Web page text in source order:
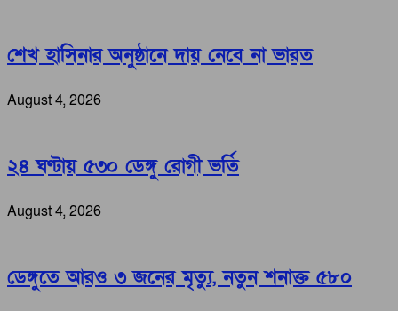
শেখ হাসিনার অনুষ্ঠানে দায় নেবে না ভারত
August 4, 2026
২৪ ঘণ্টায় ৫৩০ ডেঙ্গু রোগী ভর্তি
August 4, 2026
ডেঙ্গুতে আরও ৩ জনের মৃত্যু, নতুন শনাক্ত ৫৮০